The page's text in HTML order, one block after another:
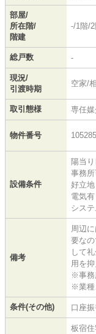
部屋/
所在階/
階建
-/1階/
総戸数 -
現況/
引渡時期
空家/
取引態様 専任媒
物件番号
設備条件
陽当
事務
好立地
電気有
シス
備考
周辺
要な
して
用を
※事務
※業種
条件(その他) 口座
板宿